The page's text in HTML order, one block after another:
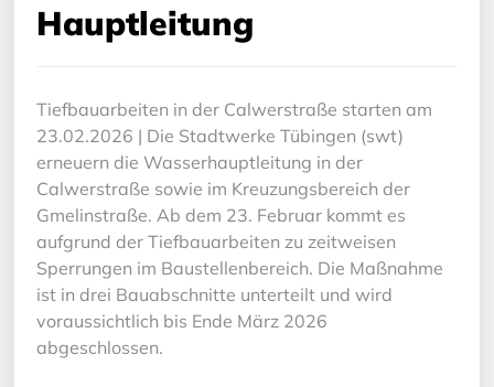
Hauptleitung
Tiefbauarbeiten in der Calwerstraße starten am
23.02.2026 | Die Stadtwerke Tübingen (swt)
erneuern die Wasserhauptleitung in der
Calwerstraße sowie im Kreuzungsbereich der
Gmelinstraße. Ab dem 23. Februar kommt es
aufgrund der Tiefbauarbeiten zu zeitweisen
Sperrungen im Baustellenbereich. Die Maßnahme
ist in drei Bauabschnitte unterteilt und wird
voraussichtlich bis Ende März 2026
abgeschlossen.